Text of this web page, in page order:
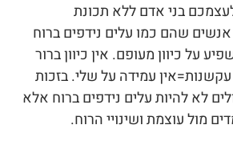
בני אדם ללא תכונת
שהם כמו עלים נידפים ברוח
על כיוון מעופם. אין כיוון ברור
עקשנות=אין עמידה על שלי. בזכות
לא להיות עלים נידפים ברוח אלא
מול עוצמת ושינויי הרוח.